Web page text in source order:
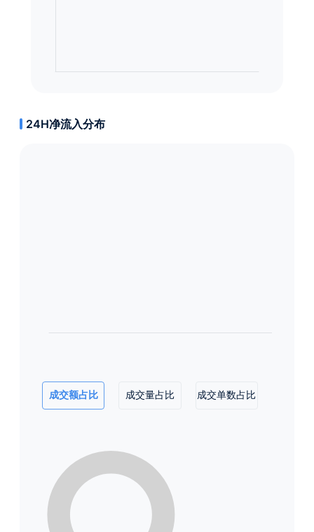
24H净流入分布
成交额占比 成交量占比 成交单数占比